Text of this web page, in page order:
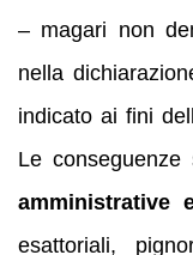
– magari non
nella
indicato ai fini
Le
amministrative
esattoriali,